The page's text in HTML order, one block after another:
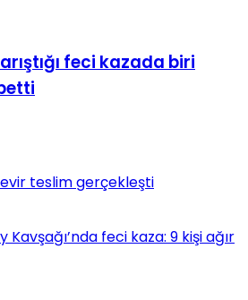
feci kazada biri
teslim gerçekleşti
Kavşağı’nda feci kaza: 9 kişi ağır